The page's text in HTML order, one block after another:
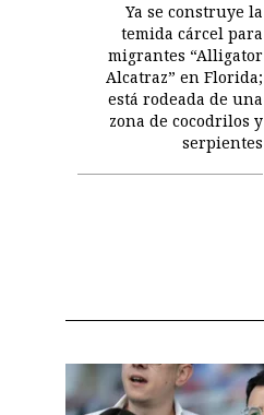
Ya se construye la
temida cárcel para
migrantes “Alligator
Alcatraz” en Florida;
está rodeada de una
zona de cocodrilos y
serpientes